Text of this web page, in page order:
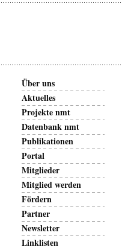
Über uns
Aktuelles
Projekte nmt
Datenbank nmt
Publikationen
Portal
Mitglieder
Mitglied werden
Fördern
Partner
Newsletter
Linklisten